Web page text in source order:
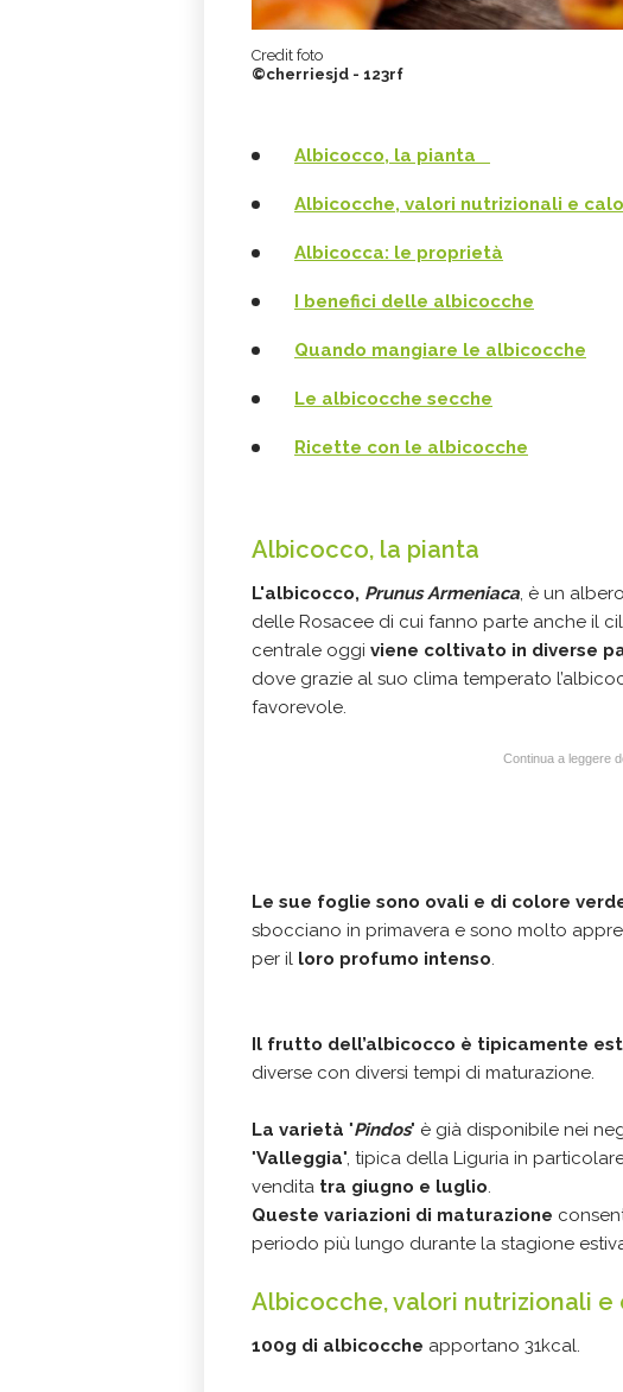
Credit foto
©cherriesjd - 123rf
Albicocco, la pianta
Albicocche, valori nutrizionali e
Albicocca: le proprietà
I benefici delle albicocche
Quando mangiare le albicocche
Le albicocche secche
Ricette con le albicocche
Albicocco, la pianta
L'albicocco, Prunus Armeniaca, è un
delle Rosacee di cui fanno parte anche il
centrale oggi viene coltivato in diverse
dove grazie al suo clima temperato
favorevole.
Continua a leggere
Le sue foglie sono ovali e di colore
sbocciano in primavera e sono molto
per il loro profumo intenso.
Il frutto dell’albicocco è tipicamente
diverse con diversi tempi di maturazione.
La varietà "Pindos" è già disponibile nei
"Valleggia", tipica della Liguria in
vendita tra giugno e luglio.
Queste variazioni di maturazione
periodo più lungo durante la stagione
Albicocche, valori nutrizionali
100g di albicocche apportano 31kcal.